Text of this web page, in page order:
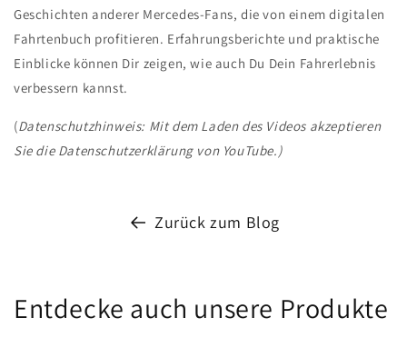
Geschichten anderer Mercedes-Fans, die von einem digitalen
Fahrtenbuch profitieren. Erfahrungsberichte und praktische
Einblicke können Dir zeigen, wie auch Du Dein Fahrerlebnis
verbessern kannst.
(Datenschutzhinweis: Mit dem Laden des Videos akzeptieren
Sie dieDatenschutzerklärung von YouTube.)
Zurück zum Blog
Entdecke auch unsere Produkte